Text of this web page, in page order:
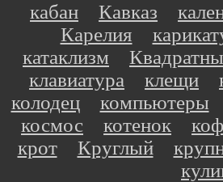
кабан
Кавказ
Карелия
катаклизм
клавиатура
клещи
колодец
компьютеры
космос
котенок
крот
Круглый